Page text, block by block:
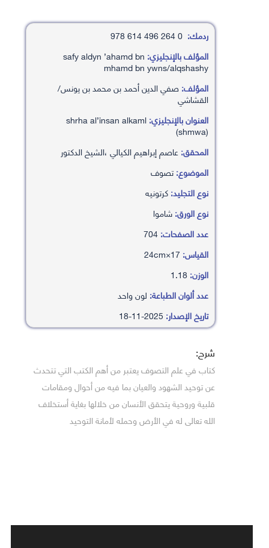
ردمك:
المؤلف بالإنجليزي: safy aldyn ’ahamd bn
mhamd bn ywns/alqshashy
المؤلف:صفي الدين أحمد بن محمد بن يونس/
القشاشي
العنوان بالإنجليزي:shrha al’insan alkaml
(shmwa)
المحقق:عاصم إبراهيم الكيالي ،الشيخ الدكتور
الموضوع:تصوف
نوع التجليد:كرتونيه
نوع الورق:شاموا
عدد الصفحات:
القياس:
الوزن:
عدد ألوان الطباعة: لون واحد
تاريخ الإصدار:
شرح:
كتاب في علم التصوف يعتبر من أهم الكتب التي تتحدث
عن توحيد الشهود والعيان بما فيه من أحوال ومقامات
قلبية وروحية يتحقق الأنسان من خلالها بغاية أستخلاف
الله تعالى له في الأرض وحمله لأمانة التوحيد